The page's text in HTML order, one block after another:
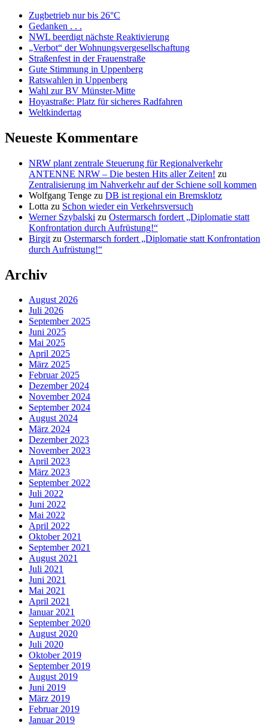
Zugbetrieb nur bis 26°C
Gedanken . . .
NWL beerdigt nächste Reaktivierung
„Verbot“ der Wohnungsvergesellschaftung
Straßenfest in der Frauenstraße
Gute Stimmung in Uppenberg
Ratswahlen in Uppenberg
Wahl zur BV Münster-Mitte
Hoyastraße: Platz für sicheres Radfahren
Weltkindertag
Neueste Kommentare
NRW plant zentrale Steuerung für Regionalverkehr
ANTENNE NRW – Die besten Hits aller Zeiten! zu
Zentralisierung im Nahverkehr auf der Schiene soll kommen
Wolfgang Tenge zu DB ist regional ein Bremsklotz
Lotta zu Schon wieder ein Verkehrsversuch
Werner Szybalski zu Ostermarsch fordert „Diplomatie statt
Konfrontation durch Aufrüstung!“
Birgit zu Ostermarsch fordert „Diplomatie statt Konfrontation
durch Aufrüstung!“
Archiv
August 2026
Juli 2026
September 2025
Juni 2025
Mai 2025
April 2025
März 2025
Februar 2025
Dezember 2024
November 2024
September 2024
August 2024
März 2024
Dezember 2023
November 2023
April 2023
März 2023
September 2022
Juli 2022
Juni 2022
Mai 2022
April 2022
Oktober 2021
September 2021
August 2021
Juli 2021
Juni 2021
Mai 2021
April 2021
Januar 2021
September 2020
August 2020
Juli 2020
Oktober 2019
September 2019
August 2019
Juni 2019
März 2019
Februar 2019
Januar 2019